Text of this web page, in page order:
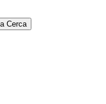
Cerca